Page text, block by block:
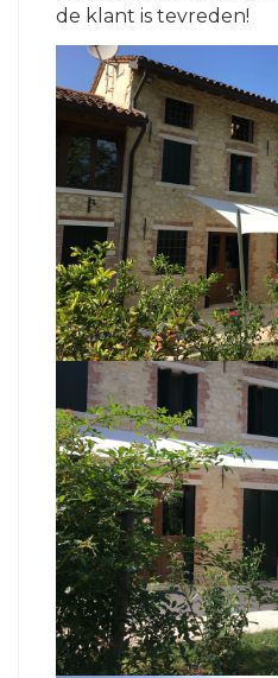
de klant is tevreden!